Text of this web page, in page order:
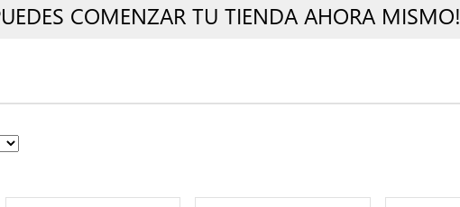
COMENZAR TU TIENDA AHORA MISMO!